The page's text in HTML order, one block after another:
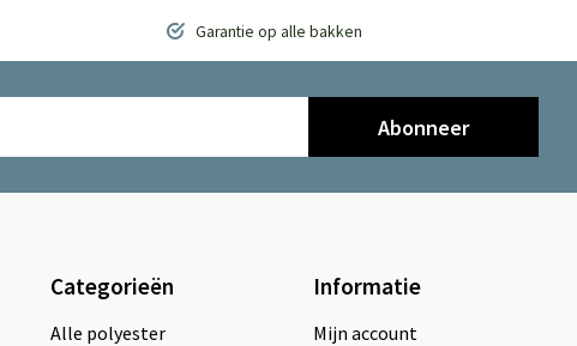
Garantie op alle bakken
Abonneer
Categorieën
Alle polyester
Informatie
Mijn account